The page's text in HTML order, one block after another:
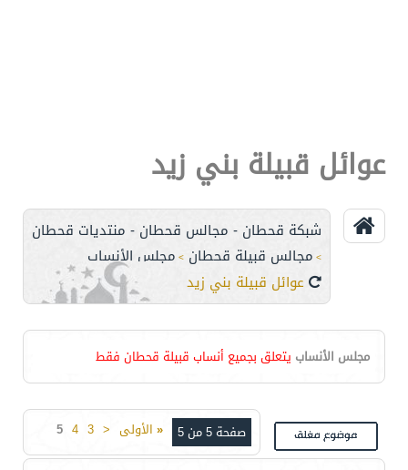
عوائل قبيلة بني زيد
شبكة قحطان - مجالس قحطان - منتديات قحطان
> مجالس قبيلة قحطان > مجلس الأنساب
عوائل قبيلة بني زيد
مجلس الأنساب يتعلق بجميع أنساب قبيلة قحطان فقط
صفحة 5 من 5 « الأولى <
3
4
5